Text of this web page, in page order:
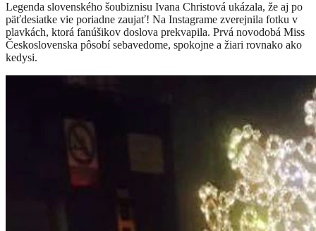
Legenda slovenského šoubiznisu Ivana Christová ukázala, že aj po
päťdesiatke vie poriadne zaujať! Na Instagrame zverejnila fotku v
plavkách, ktorá fanúšikov doslova prekvapila. Prvá novodobá Miss
Československa pôsobí sebavedome, spokojne a žiari rovnako ako
kedysi.